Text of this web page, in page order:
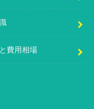
費用相場